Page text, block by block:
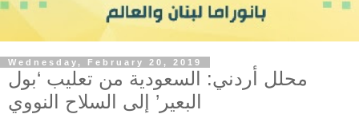
Wednesday, February 20, 2019
محلل أردني: السعودية من تعليب ‘بول
البعير’ إلى السلاح النووي